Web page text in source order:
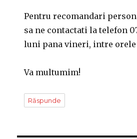
Pentru recomandari
sa ne contactati la telefon
luni pana vineri, intre orele
Va multumim!
Răspunde